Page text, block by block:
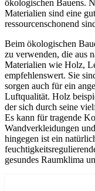
ökologischen Bauens.
Materialien sind eine
ressourcenschonend
Beim ökologischen
zu verwenden, die aus
Materialien wie Holz,
empfehlenswert. Sie
sorgen auch für ein
Luftqualität. Holz
der sich durch seine
Es kann für tragende
Wandverkleidungen
hingegen ist ein
gesundes Raumklima